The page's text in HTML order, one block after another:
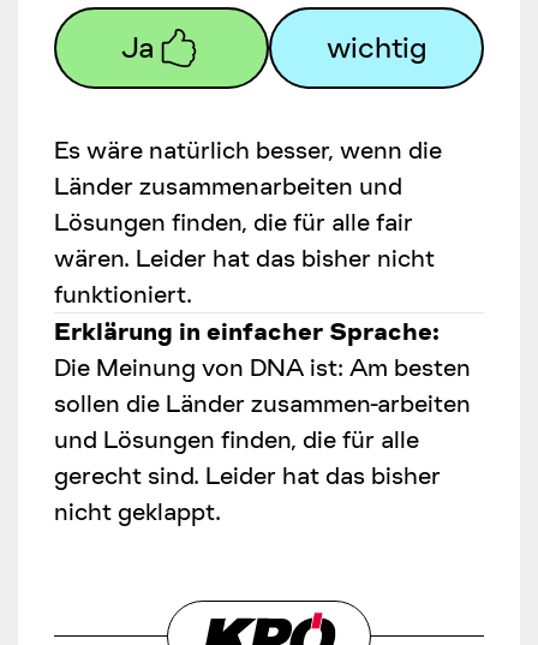
Ja wichtig
Es wäre natürlich besser, wenn die
Länder zusammenarbeiten und
Lösungen finden, die für alle fair
wären. Leider hat das bisher nicht
funktioniert.
Erklärung in einfacher Sprache:
Die Meinung von DNA ist: Am besten
sollen die Länder zusammen-arbeiten
und Lösungen finden, die für alle
gerecht sind. Leider hat das bisher
nicht geklappt.